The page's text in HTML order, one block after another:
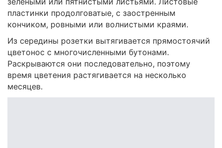
пластинки продолговатые, с заостренным
кончиком, ровными или волнистыми краями.
Из середины розетки вытягивается прямостоячий
цветонос с многочисленными бутонами.
Раскрываются они последовательно, поэтому
время цветения растягивается на несколько
месяцев.